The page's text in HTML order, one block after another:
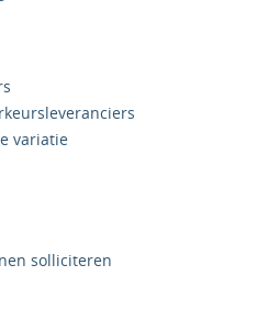
variatie
solliciteren